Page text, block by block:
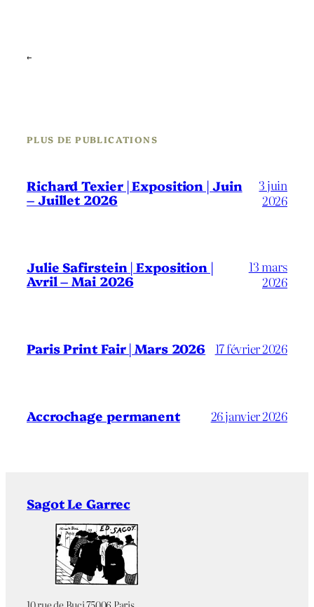
←
PLUS DE PUBLICATIONS
Richard Texier | Exposition | Juin
– Juillet 2026
3 juin
2026
Julie Safirstein | Exposition |
Avril – Mai 2026
13 mars
2026
Paris Print Fair | Mars 2026 17 février 2026
Accrochage permanent 26 janvier 2026
Sagot Le Garrec